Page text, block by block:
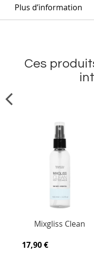
Plus d’information
Ces
Mixgliss Clean
17,90 €